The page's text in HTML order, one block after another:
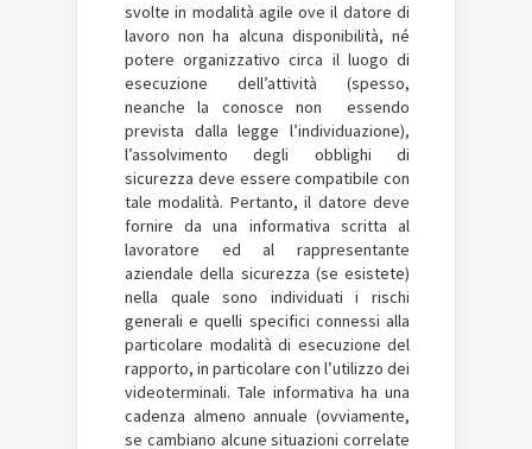
svolte in modalità agile ove il datore di
lavoro non ha alcuna disponibilità, né
potere organizzativo circa il luogo di
esecuzione dell’attività (spesso,
neanche la conosce non essendo
prevista dalla legge l’individuazione),
l’assolvimento degli obblighi di
sicurezza deve essere compatibile con
tale modalità. Pertanto, il datore deve
fornire da una informativa scritta al
lavoratore ed al rappresentante
aziendale della sicurezza (se esistete)
nella quale sono individuati i rischi
generali e quelli specifici connessi alla
particolare modalità di esecuzione del
rapporto, in particolare con l’utilizzo dei
videoterminali. Tale informativa ha una
cadenza almeno annuale (ovviamente,
se cambiano alcune situazioni correlate